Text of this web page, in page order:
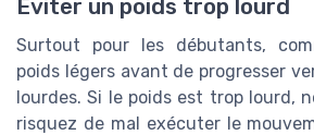
Éviter un poids trop lourd
Surtout pour les débutants,
poids légers avant de progresser
lourdes. Si le poids est trop lourd,
risquez de mal exécuter le